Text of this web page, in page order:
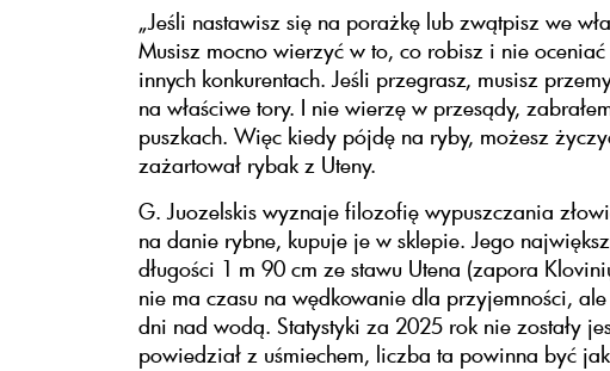
„Jeśli nastawisz się na porażkę lub zwątpisz we
Musisz mocno wierzyć w to, co robisz i nie
innych konkurentach. Jeśli przegrasz, musisz
na właściwe tory. I nie wierzę w przesądy,
puszkach. Więc kiedy pójdę na ryby, możesz
zażartował rybak z Uteny.
G. Juozelskis wyznaje filozofię wypuszczania
na danie rybne, kupuje je w sklepie. Jego
długości 1 m 90 cm ze stawu Utena (zapora
nie ma czasu na wędkowanie dla przyjemności,
dni nad wodą. Statystyki za 2025 rok nie zostały
powiedział z uśmiechem, liczba ta powinna być